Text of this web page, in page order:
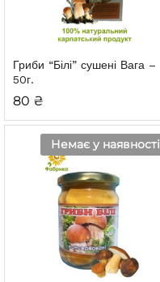
Гриби “Білі” сушені Вага –
50г.
80 ₴
Немає у наявності